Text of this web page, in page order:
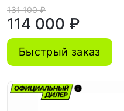
131 100 ₽
114 000 ₽
Быстрый заказ